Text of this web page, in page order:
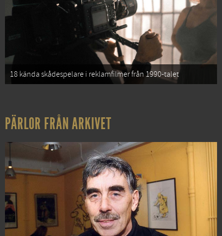
18 kända skådespelare i reklamfilmer från 1990-talet
PÄRLOR FRÅN ARKIVET